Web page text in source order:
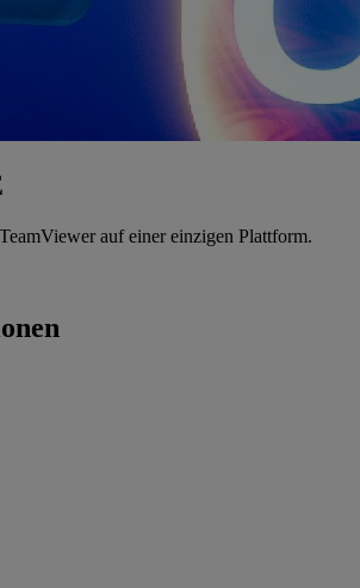
auf einer einzigen Plattform.